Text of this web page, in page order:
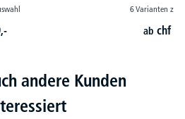
6 Varianten zur
abchf
andere Kunden